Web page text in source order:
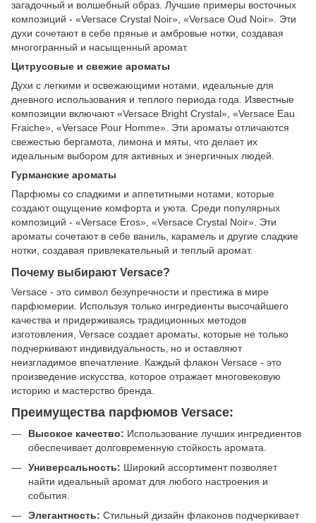
загадочный и волшебный образ. Лучшие примеры восточных
композиций - «Versace Crystal Noir», «Versace Oud Noir». Эти
духи сочетают в себе пряные и амбровые нотки, создавая
многогранный и насыщенный аромат.
Цитрусовые и свежие ароматы
Духи с легкими и освежающими нотами, идеальные для
дневного использования и теплого периода года. Известные
композиции включают «Versace Bright Crystal», «Versace Eau
Fraiche», «Versace Pour Homme». Эти ароматы отличаются
свежестью бергамота, лимона и мяты, что делает их
идеальным выбором для активных и энергичных людей.
Гурманские ароматы
Парфюмы со сладкими и аппетитными нотами, которые
создают ощущение комфорта и уюта. Среди популярных
композиций - «Versace Eros», «Versace Crystal Noir». Эти
ароматы сочетают в себе ваниль, карамель и другие сладкие
нотки, создавая привлекательный и теплый аромат.
Почему выбирают Versace?
Versace - это символ безупречности и престижа в мире
парфюмерии. Используя только ингредиенты высочайшего
качества и придерживаясь традиционных методов
изготовления, Versace создает ароматы, которые не только
подчеркивают индивидуальность, но и оставляют
неизгладимое впечатление. Каждый флакон Versace - это
произведение искусства, которое отражает многовековую
историю и мастерство бренда.
Преимущества парфюмов Versace:
Высокое качество: Использование лучших ингредиентов
обеспечивает долговременную стойкость аромата.
Универсальность: Широкий ассортимент позволяет
найти идеальный аромат для любого настроения и
события.
Элегантность: Стильный дизайн флаконов подчеркивает